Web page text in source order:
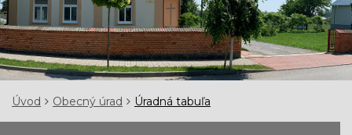
Úvod Obecný úrad Úradná tabuľa